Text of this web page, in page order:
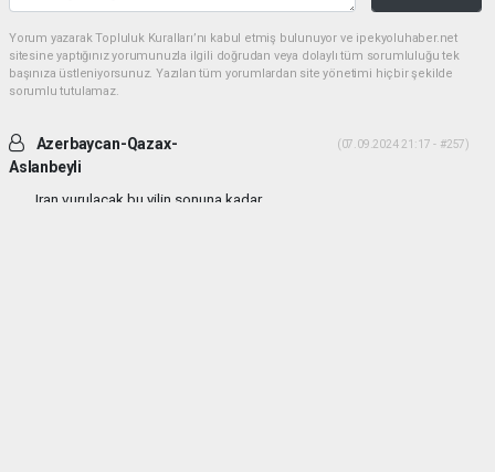
Yorum yazarak Topluluk Kuralları’nı kabul etmiş bulunuyor ve ipekyoluhaber.net
sitesine yaptığınız yorumunuzla ilgili doğrudan veya dolaylı tüm sorumluluğu tek
başınıza üstleniyorsunuz. Yazılan tüm yorumlardan site yönetimi hiçbir şekilde
sorumlu tutulamaz.
Azerbaycan-Qazax-
Aslanbeyli
(07.09.2024 21:17 - #257)
Iran vurulacak bu yilin sonuna kadar...